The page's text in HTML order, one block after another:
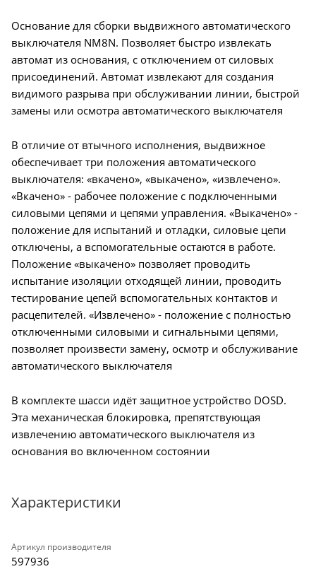
Основание для сборки выдвижного автоматического
выключателя NM8N. Позволяет быстро извлекать
автомат из основания, с отключением от силовых
присоединений. Автомат извлекают для создания
видимого разрыва при обслуживании линии, быстрой
замены или осмотра автоматического выключателя
В отличие от втычного исполнения, выдвижное
обеспечивает три положения автоматического
выключателя: «вкачено», «выкачено», «извлечено».
«Вкачено» - рабочее положение с подключенными
силовыми цепями и цепями управления. «Выкачено» -
положение для испытаний и отладки, силовые цепи
отключены, а вспомогательные остаются в работе.
Положение «выкачено» позволяет проводить
испытание изоляции отходящей линии, проводить
тестирование цепей вспомогательных контактов и
расцепителей. «Извлечено» - положение с полностью
отключенными силовыми и сигнальными цепями,
позволяет произвести замену, осмотр и обслуживание
автоматического выключателя
В комплекте шасси идёт защитное устройство DOSD.
Эта механическая блокировка, препятствующая
извлечению автоматического выключателя из
основания во включенном состоянии
Характеристики
Артикул производителя
597936